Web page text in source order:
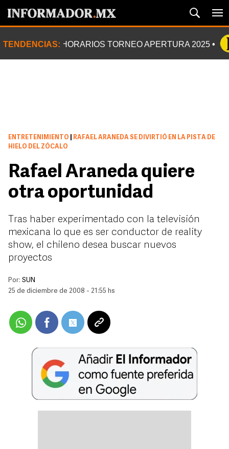
TENDENCIAS: HORARIOS TORNEO APERTURA 2025
ENTRETENIMIENTO
RAFAEL ARANEDA SE DIVIRTIÓ EN LA PISTA DE
HIELO DEL ZÓCALO
Rafael Araneda quiere
otra oportunidad
Tras haber experimentado con la televisión
mexicana lo que es ser conductor de reality
show, el chileno desea buscar nuevos
proyectos
Por: SUN
25 de diciembre de 2008 - 21:55 hs